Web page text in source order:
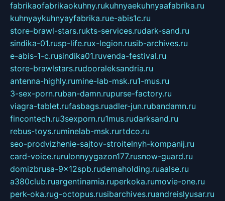
fabrikaofabrikaokuhny.rukuhnyaekuhnyaafabrika.ru
kuhnyaykuhnyayfabrika.rue-abis1c.ru
store-brawl-stars.rukts-services.rudark-sand.ru
sindika-01.rusp-life.rux-legion.rusib-archives.ru
e-abis-1-c.rusindika01.ruvenda-festival.ru
store-brawlstars.rudooraleksandria.ru
antenna-highly.rumine-lab-msk.ru1-mus.ru
3-sex-porn.ruban-damn.rupurse-factory.ru
viagra-tablet.rufasbags.ruadler-jun.rubandamn.ru
fincontech.ru3sexporn.ru1mus.rudarksand.ru
rebus-toys.ruminelab-msk.rurtdco.ru
seo-prodvizhenie-sajtov-stroitelnyh-kompanij.ru
card-voice.rurulonnyygazon177.rusnow-guard.ru
domizbrusa-9x12spb.rudemaholding.ruaalse.ru
a380club.ruargentinamia.ruperkoka.rumovie-one.ru
perk-oka.rug-octopus.rusibarchives.ruandreislyusar.ru